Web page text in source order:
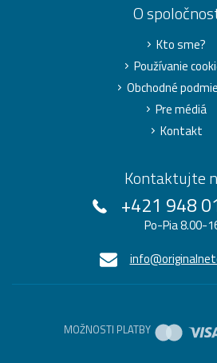
O
Kto sme?
Používanie
Obchodné
Pre médiá
Kontakt
Kontaktujte
+421 948
Po-Pia 8.00-
MOŽNOSTI PLATBY